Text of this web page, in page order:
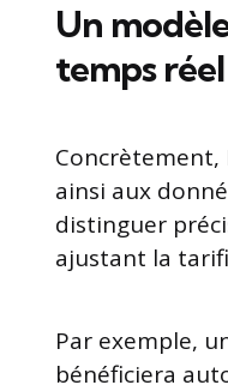
Un
temps réel
Concrètement,
ainsi aux
distinguer
ajustant la
Par exemple,
bénéficiera